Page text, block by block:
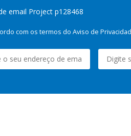
email Project p128468
com os termos do Aviso de